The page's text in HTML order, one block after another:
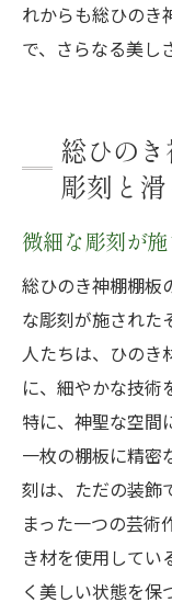
れからも総ひのき
で、さらなる美し
総ひの
彫刻と
微細な彫刻が
総ひのき神棚棚板
な彫刻が施された
人たちは、ひのき
に、細やかな技術
特に、神聖な空間
一枚の棚板に精密
刻は、ただの装飾
まった一つの芸術
き材を使用してい
く美しい状態を保